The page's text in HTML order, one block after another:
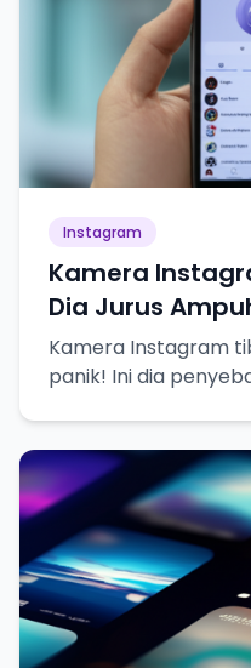
Instagram
Kamera
Dia Jurus
Kamera Instagram
panik! Ini dia